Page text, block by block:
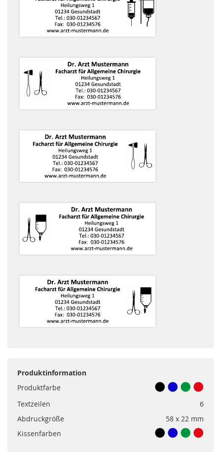
Produktinformation
Produktfarbe
Textzeilen
6
Abdruckgröße
58 x 22 mm
Kissenfarben